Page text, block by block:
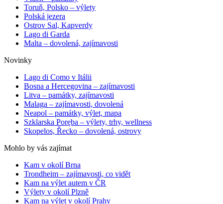
Toruň, Polsko – výlety
Polská jezera
Ostrov Sal, Kapverdy
Lago di Garda
Malta – dovolená, zajímavosti
Novinky
Lago di Como v Itálii
Bosna a Hercegovina – zajímavosti
Litva – památky, zajímavosti
Malaga – zajímavosti, dovolená
Neapol – památky, výlet, mapa
Szklarska Poręba – výlety, trhy, wellness
Skopelos, Řecko – dovolená, ostrovy
Mohlo by vás zajímat
Kam v okolí Brna
Trondheim – zajímavosti, co vidět
Kam na výlet autem v ČR
Výlety v okolí Plzně
Kam na výlet v okolí Prahy